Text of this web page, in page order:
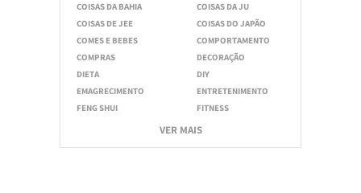
COISAS DA BAHIA
COISAS DA JU
COISAS DE JEE
COISAS DO JAPÃO
COMES E BEBES
COMPORTAMENTO
COMPRAS
DECORAÇÃO
DIETA
DIY
EMAGRECIMENTO
ENTRETENIMENTO
FENG SHUI
FITNESS
VER MAIS